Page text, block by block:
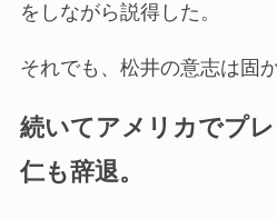
をしながら説得した。
それでも、松井の意志は固か
続いてアメリカでプ
仁も辞退。